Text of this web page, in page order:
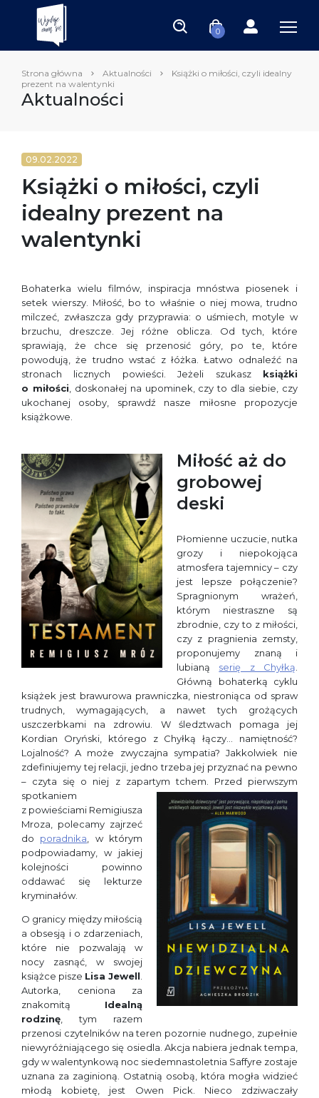
0
Strona główna Aktualności
Książki o miłości, czyli idealny
prezent na walentynki
Aktualności
09.02.2022
Książki o miłości, czyli
idealny prezent na
walentynki
Bohaterka wielu filmów, inspiracja mnóstwa piosenek i
setek wierszy. Miłość, bo to właśnie o niej mowa, trudno
milczeć, zwłaszcza gdy przyprawia: o uśmiech, motyle w
brzuchu, dreszcze. Jej różne oblicza. Od tych, które
sprawiają, że chce się przenosić góry, po te, które
powodują, że trudno wstać z łóżka. Łatwo odnaleźć na
stronach licznych powieści. Jeżeli szukasz książki
o miłości , doskonałej na upominek, czy to dla siebie, czy
ukochanej osoby, sprawdź nasze miłosne propozycje
książkowe.
Miłość aż do
grobowej
deski
Płomienne uczucie, nutka
grozy i niepokojąca
atmosfera tajemnicy – czy
jest lepsze połączenie?
Spragnionym wrażeń,
którym niestraszne są
zbrodnie, czy to z miłości,
czy z pragnienia zemsty,
proponujemy znaną i
lubianą serię z Chyłką
Główną bohaterką cyklu
książek jest brawurowa prawniczka, niestroniąca od spraw
trudnych, wymagających, a nawet tych grożących
uszczerbkami na zdrowiu. W śledztwach pomaga jej
Kordian Oryński, którego z Chyłką łączy… namiętność?
Lojalność? A może zwyczajna sympatia? Jakkolwiek nie
zdefiniujemy tej relacji, jedno trzeba jej przyznać na pewno
– czyta się o niej z zapartym tchem. Przed pierwszym
spotkaniem
z powieściami Remigiusza
Mroza, polecamy zajrzeć
do poradnika , w którym
podpowiadamy, w jakiej
kolejności powinno
oddawać się lekturze
kryminałów.
O granicy między miłością
a obsesją i o zdarzeniach,
które nie pozwalają w
nocy zasnąć, w swojej
książce pisze Lisa Jewell
Autorka, ceniona za
znakomitą Idealną
rodzinę , tym razem
przenosi czytelników na teren pozornie nudnego, zupełnie
niewyróżniającego się osiedla. Akcja nabiera jednak tempa,
gdy w walentynkową noc siedemnastoletnia Saffyre zostaje
uznana za zaginioną. Ostatnią osobą, która mogła widzieć
młodą kobietę, jest Owen Pick. Nieco zdziwaczały